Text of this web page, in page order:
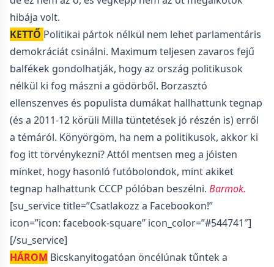
hibája volt.
KETTŐ Politikai pártok nélkül nem lehet parlamentáris
demokráciát csinálni. Maximum teljesen zavaros fejű
balfékek gondolhatják, hogy az ország politikusok
nélkül ki fog mászni a gödörből. Borzasztó
ellenszenves és populista dumákat hallhattunk tegnap
(és a 2011-12 körüli Milla tüntetések jó részén is) erről
a témáról. Könyörgöm, ha nem a politikusok, akkor ki
fog itt törvénykezni? Attól mentsen meg a jóisten
minket, hogy hasonló futóbolondok, mint akiket
tegnap halhattunk CCCP pólóban beszélni. Barmok.
[su_service title=”Csatlakozz a Facebookon!”
icon=”icon: facebook-square” icon_color=”#544741″]
[/su_service]
HÁROM Bicskanyitogatóan öncélúnak tűntek a